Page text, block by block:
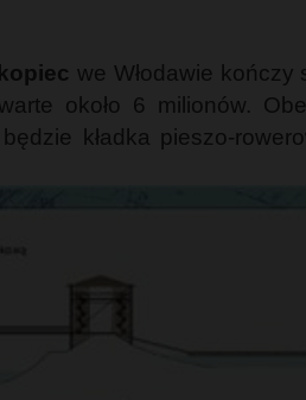
we Włodawie kończy
około 6 milionów.
będzie kładka pieszo-